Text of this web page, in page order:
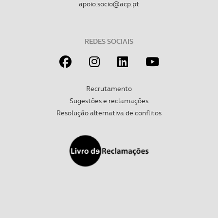
Realçamos que o bloqueio de certo tipo de Cookies e
Consulte a política de cookies do site.
apoio.socio@acp.pt
REDES SOCIAIS
Recrutamento
Sugestões e reclamações
Resolução alternativa de conflitos